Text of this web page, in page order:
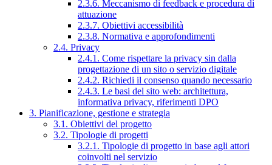
2.3.6. Meccanismo di feedback e procedura di
attuazione
2.3.7. Obiettivi accessibilità
2.3.8. Normativa e approfondimenti
2.4. Privacy
2.4.1. Come rispettare la privacy sin dalla
progettazione di un sito o servizio digitale
2.4.2. Richiedi il consenso quando necessario
2.4.3. Le basi del sito web: architettura,
informativa privacy, riferimenti DPO
3. Pianificazione, gestione e strategia
3.1. Obiettivi del progetto
3.2. Tipologie di progetti
3.2.1. Tipologie di progetto in base agli attori
coinvolti nel servizio